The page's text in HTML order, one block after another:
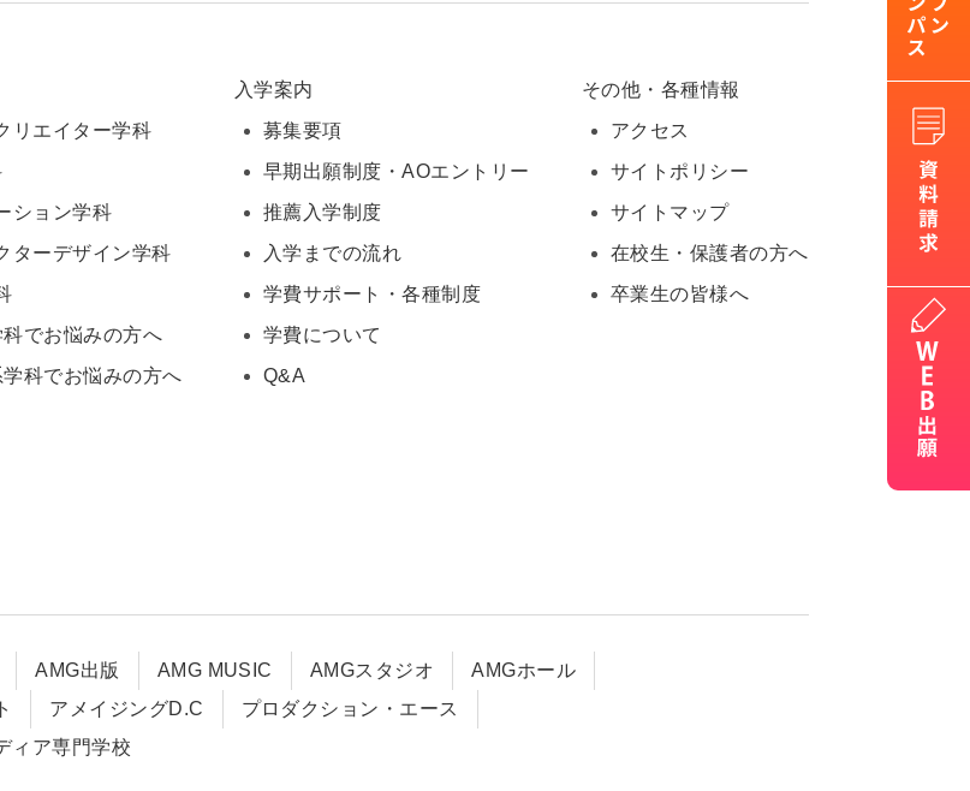
リエイター学科
ション学科
ターデザイン学科
でお悩みの方へ
科でお悩みの方へ
入学案内
募集要項
早期出願制度・AOエントリー
推薦入学制度
入学までの流れ
学費サポート・各種制度
学費について
Q&A
その他・各種情報
アクセス
サイトポリシー
サイトマップ
在校生・保護者の方へ
卒業生の皆様へ
AMG出版 AMG MUSIC AMGスタジオ
AMGホール
アメイジングD.C
プロダクション・エース
ィア専門学校